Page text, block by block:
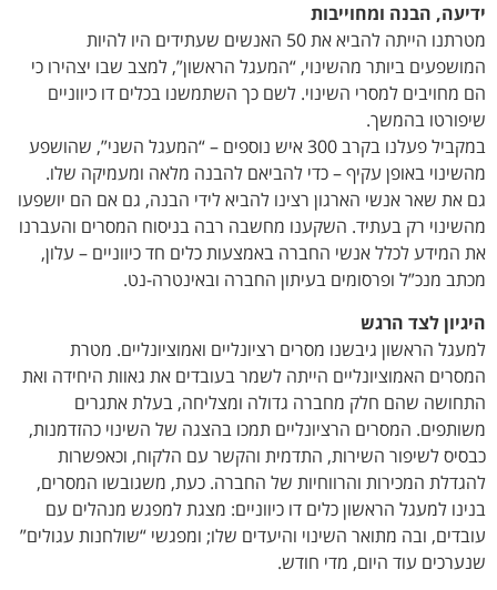
ידיעה, הבנה ומחוייבות
מטרתנו הייתה להביא את 50 האנשים שעתידים היו להיות
המושפעים ביותר מהשינוי, “המעגל הראשון”, למצב שבו יצהירו כי
הם מחויבים למסרי השינוי. לשם כך השתמשנו בכלים דו כיווניים
שיפורטו בהמשך.
במקביל פעלנו בקרב 300 איש נוספים – “המעגל השני”, שהושפע
מהשינוי באופן עקיף – כדי להביאם להבנה מלאה ומעמיקה שלו.
גם את שאר אנשי הארגון רצינו להביא לידי הבנה, גם אם הם יושפעו
מהשינוי רק בעתיד. השקענו מחשבה רבה בניסוח המסרים והעברנו
את המידע לכלל אנשי החברה באמצעות כלים חד כיווניים – עלון,
מכתב מנכ”ל ופרסומים בעיתון החברה ובאינטרה-נט.
היגיון לצד הרגש
למעגל הראשון גיבשנו מסרים רציונליים ואמוציונליים. מטרת
המסרים האמוציונליים הייתה לשמר בעובדים את גאוות היחידה ואת
התחושה שהם חלק מחברה גדולה ומצליחה, בעלת אתגרים
משותפים. המסרים הרציונליים תמכו בהצגה של השינוי כהזדמנות,
כבסיס לשיפור השירות, התדמית והקשר עם הלקוח, וכאפשרות
להגדלת המכירות והרווחיות של החברה. כעת, משגובשו המסרים,
בנינו למעגל הראשון כלים דו כיווניים: מצגת למפגש מנהלים עם
עובדים, ובה מתואר השינוי והיעדים שלו; ומפגשי “שולחנות עגולים”
שנערכים עוד היום, מדי חודש.